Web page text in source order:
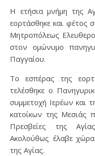
Η ετήσια μνήμη της Αγίας Μεγαλομάρτυρος Βαρβάρας
εορτάσθηκε και φέτος
Μητροπόλεως
στον ομώνυμο
Παγγαίου.
Το εσπέρας της
τελέσθηκε ο
συμμετοχή Ιερέων και
κατοίκων της Μεσιάς
Πρεσβείες της
Ακολούθως έλαβε
της Αγίας.